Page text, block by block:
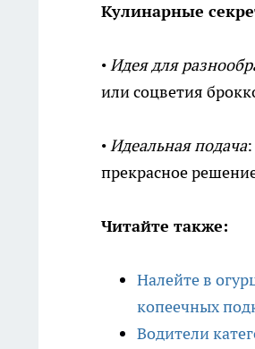
Кулинарные
•Идея для
или соцветия
•Идеальная подача:
прекрасное
Читайте также:
Налейте в
копеечных
Водители